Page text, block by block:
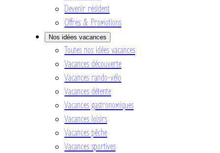
Devenir résident
Offres & Promotions
Nos idées vacances
Toutes nos idées vacances
Vacances découverte
Vacances rando-vélo
Vacances détente
Vacances gastronomiques
Vacances loisirs
Vacances pêche
Vacances sportives